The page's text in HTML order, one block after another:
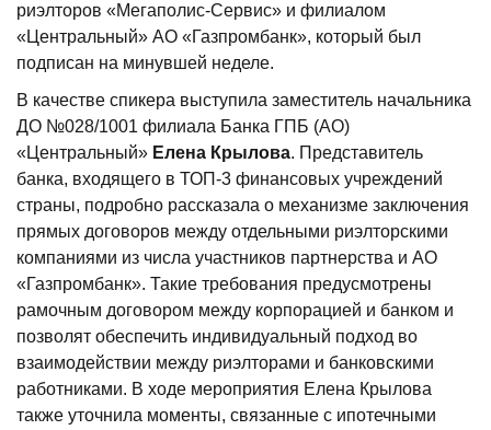
риэлторов «Мегаполис-Сервис» и филиалом
«Центральный» АО «Газпромбанк», который был
подписан на минувшей неделе.
В качестве спикера выступила заместитель начальника
ДО №028/1001 филиала Банка ГПБ (АО)
«Центральный» Елена Крылова. Представитель
банка, входящего в ТОП-3 финансовых учреждений
страны, подробно рассказала о механизме заключения
прямых договоров между отдельными риэлторскими
компаниями из числа участников партнерства и АО
«Газпромбанк». Такие требования предусмотрены
рамочным договором между корпорацией и банком и
позволят обеспечить индивидуальный подход во
взаимодействии между риэлторами и банковскими
работниками. В ходе мероприятия Елена Крылова
также уточнила моменты, связанные с ипотечными